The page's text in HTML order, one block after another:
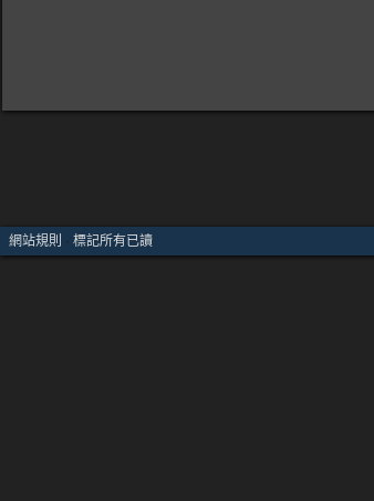
網站規則 · 標記所有已讀